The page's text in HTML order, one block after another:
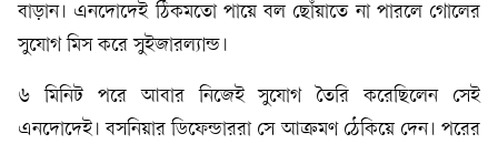
বাড়ান। এনদোদেই ঠিকমতো পায়ে বল ছোঁয়াতে না পারলে গোলের
সুযোগ মিস করে সুইজারল্যান্ড।
৬ মিনিট পরে আবার নিজেই সুযোগ তৈরি করেছিলেন সেই
এনদোদেই। বসনিয়ার ডিফেন্ডাররা সে আক্রমণ ঠেকিয়ে দেন। পরের